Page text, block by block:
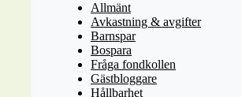
Allmänt
Avkastning & avgifter
Barnspar
Bospara
Fråga fondkollen
Gästbloggare
Hållbarhet